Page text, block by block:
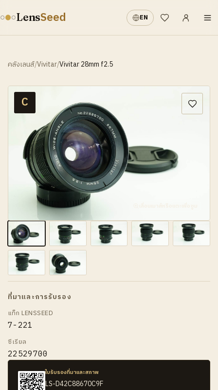
LensSeed EN รายการที่อยากได้
เข้าสู่ระบบ·
คลังเลนส์/Vivitar/Vivitar 28mm f2.5
C
ที่มาและการรับรอง
แท็ก LENSSEED
7-221
ซีเรียล
22529700
ใบรับรองที่มาและสภาพ
LS-D42C88670C9F